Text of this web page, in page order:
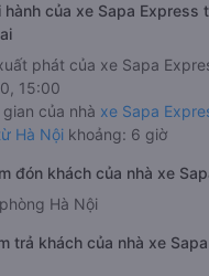
hành của xe Sapa Express
phát của xe Sapa
15:00
gian của nhà xe Sapa
Hà Nội khoảng: 6 giờ
đón khách của nhà xe
Hà Nội
trả khách của nhà xe